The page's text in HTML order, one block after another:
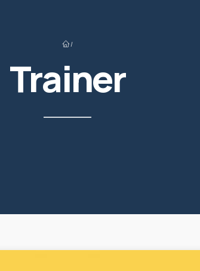
/
Trainer